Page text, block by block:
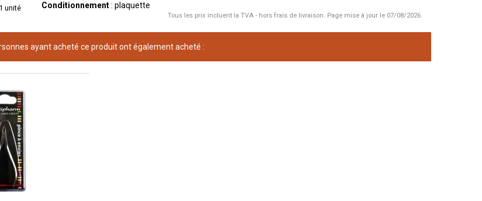
1 unité
Conditionnement: plaquette
Tous les prix incluent la TVA - hors frais de livraison. Page mise à jour le 07/08/2026.
ayant acheté ce produit ont également acheté :